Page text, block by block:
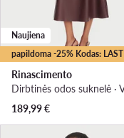
papildoma -25% Kodas: LAST
Naujiena
Rinascimento
189,99€